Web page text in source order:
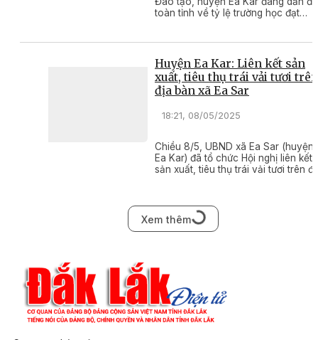
toàn tỉnh về tỷ lệ trường học đạt
Huyện Ea Kar: Liên kết sản
xuất, tiêu thụ trái vải tươi trên
địa bàn xã Ea Sar
18:21, 08/05/2025
Chiều 8/5, UBND xã Ea Sar (huyện
Ea Kar) đã tổ chức Hội nghị liên kết
sản xuất, tiêu thụ trái vải tươi trên
Xem thêm